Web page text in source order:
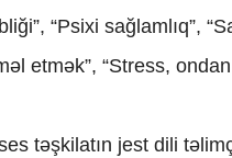
“Psixi sağlamlıq”,
etmək”, “Stress,
təşkilatın jest dili